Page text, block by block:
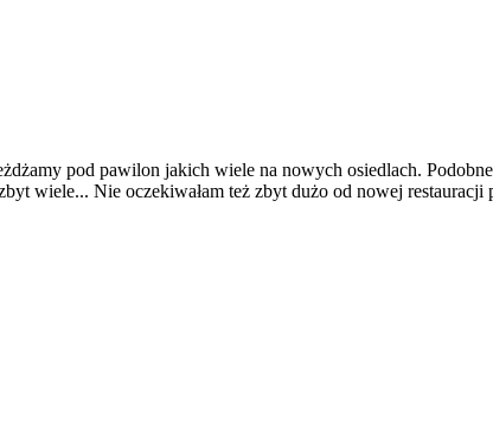
pod pawilon jakich wiele na nowych osiedlach.
wiele... Nie oczekiwałam też zbyt dużo od nowej